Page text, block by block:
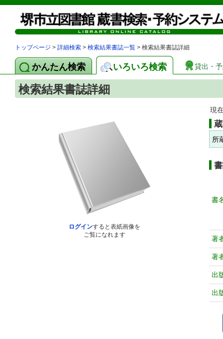
トップページ > 詳細検索 > 検索結果書誌一覧 > 検索結果書誌詳細
かんたん検索 いろいろ検索 貸出・
検索結果書誌詳細
ログインすると表紙画像を
ご覧になれます
現
所
書
著
著
出
出